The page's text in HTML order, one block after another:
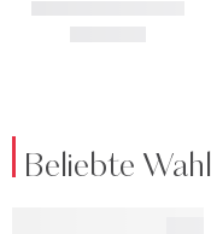
Beliebte Wahl